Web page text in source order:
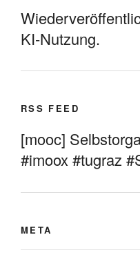
KI-Nutzung.
RSS FEED
[mooc]
#imoox #tugraz
META